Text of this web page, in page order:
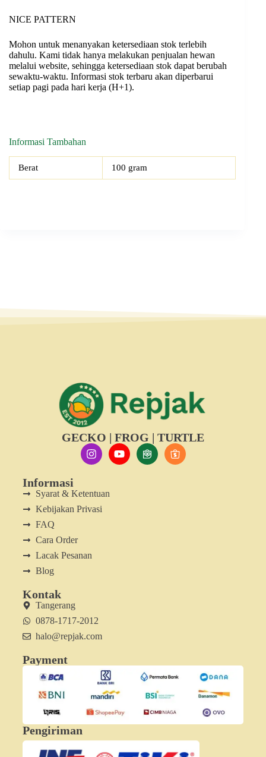
NICE PATTERN
Mohon untuk menanyakan ketersediaan stok terlebih
dahulu. Kami tidak hanya melakukan penjualan hewan
melalui website, sehingga ketersediaan stok dapat berubah
sewaktu-waktu. Informasi stok terbaru akan diperbarui
setiap pagi pada hari kerja (H+1).
Informasi Tambahan
Berat 100 gram
GECKO | FROG | TURTLE
Informasi
Syarat & Ketentuan
Kebijakan Privasi
FAQ
Cara Order
Lacak Pesanan
Blog
Kontak
Tangerang
0878-1717-2012
halo@repjak.com
Payment
Pengiriman